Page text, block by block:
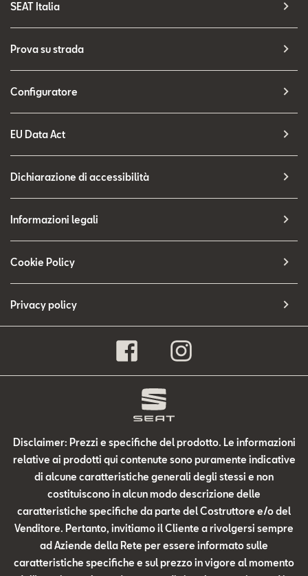
SEAT Italia
Prova su strada
Configuratore
EU Data Act
Dichiarazione di accessibilità
Informazioni legali
Cookie Policy
Privacy policy
Disclaimer: Prezzi e specifiche del prodotto. Le informazioni
relative ai prodotti qui contenute sono puramente indicative
di alcune caratteristiche generali degli stessi e non
costituiscono in alcun modo descrizione delle
caratteristiche specifiche da parte del Costruttore e/o del
Venditore. Pertanto, invitiamo il Cliente a rivolgersi sempre
ad Aziende della Rete per essere informato sulle
caratteristiche specifiche e sul prezzo in vigore al momento